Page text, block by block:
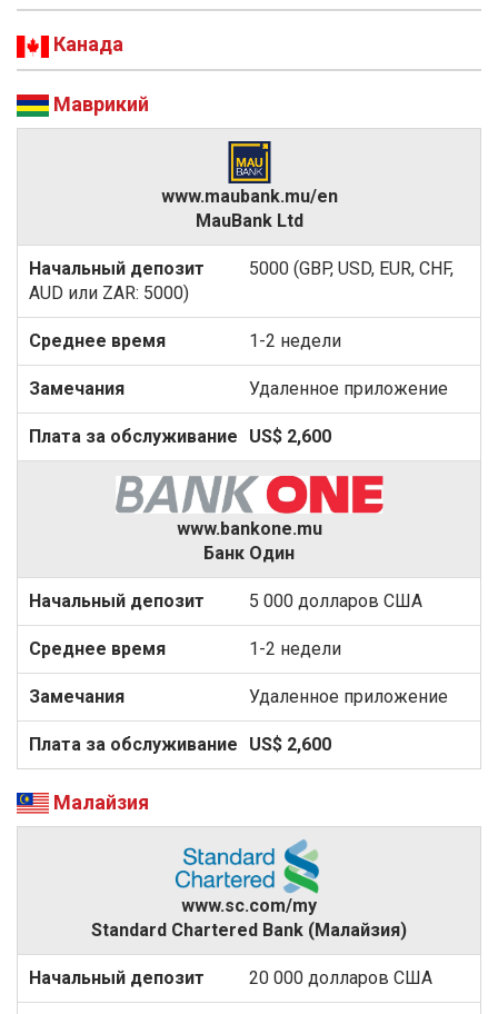
Канада
Маврикий
www.maubank.mu/en
MauBank Ltd
5000 (GBP, USD, EUR, CHF,
AUD или ZAR: 5000)
1-2 недели
Удаленное приложение
US$ 2,600
www.bankone.mu
Банк Один
5 000 долларов США
1-2 недели
Удаленное приложение
US$ 2,600
Малайзия
www.sc.com/my
Standard Chartered Bank (Малайзия)
20 000 долларов США